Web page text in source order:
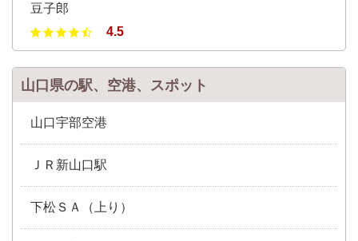
豆子郎
4.5
山口県の駅、空港、スポット
山口宇部空港
ＪＲ新山口駅
下松ＳＡ（上り）